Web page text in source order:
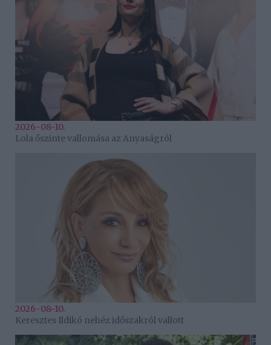
2026-08-10.
Lola őszinte vallomása az Anyaságról
2026-08-10.
Keresztes Ildikó nehéz időszakról vallott